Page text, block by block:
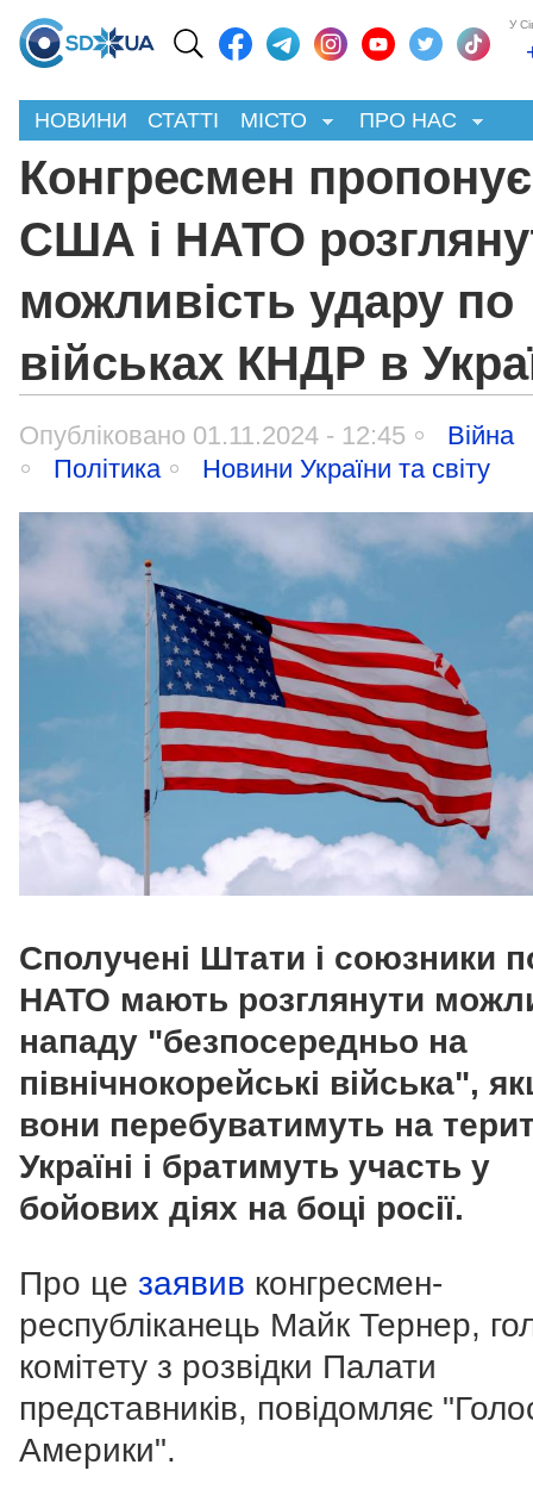
У
НОВИНИ СТАТТІ МІСТО ПРО НАС
Конгресмен пропонує
США і НАТО
можливість удару по
військах КНДР в
Опубліковано 01.11.2024 - 12:45
Війна
Політика
Новини України та світу
Сполучені Штати і союзники
НАТО мають розглянути
нападу "безпосередньо на
північнокорейські війська",
вони перебуватимуть на
Україні і братимуть участь у
бойових діях на боці росії.
Про це заявив конгресмен-
республіканець Майк Тернер,
комітету з розвідки Палати
представників, повідомляє
Америки".